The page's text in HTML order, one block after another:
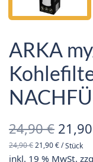
ARKA
24,90€
Preis
24,90€21,90€/Stück
inkl. 19 % MwSt.